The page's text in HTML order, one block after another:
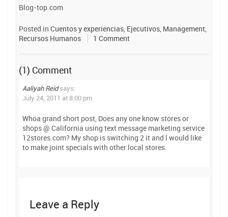
Blog-top.com
Posted in Cuentos y experiencias Ejecutivos Management
Recursos Humanos
1 Comment
(1) Comment
Aaliyah Reid says:
July 24, 2011 at 8:00 pm
Whoa grand short post, Does any one know stores or
shops @ California using text message marketing service
12stores.com? My shop is switching 2 it and l would like
to make joint specials with other local stores.
Leave a Reply